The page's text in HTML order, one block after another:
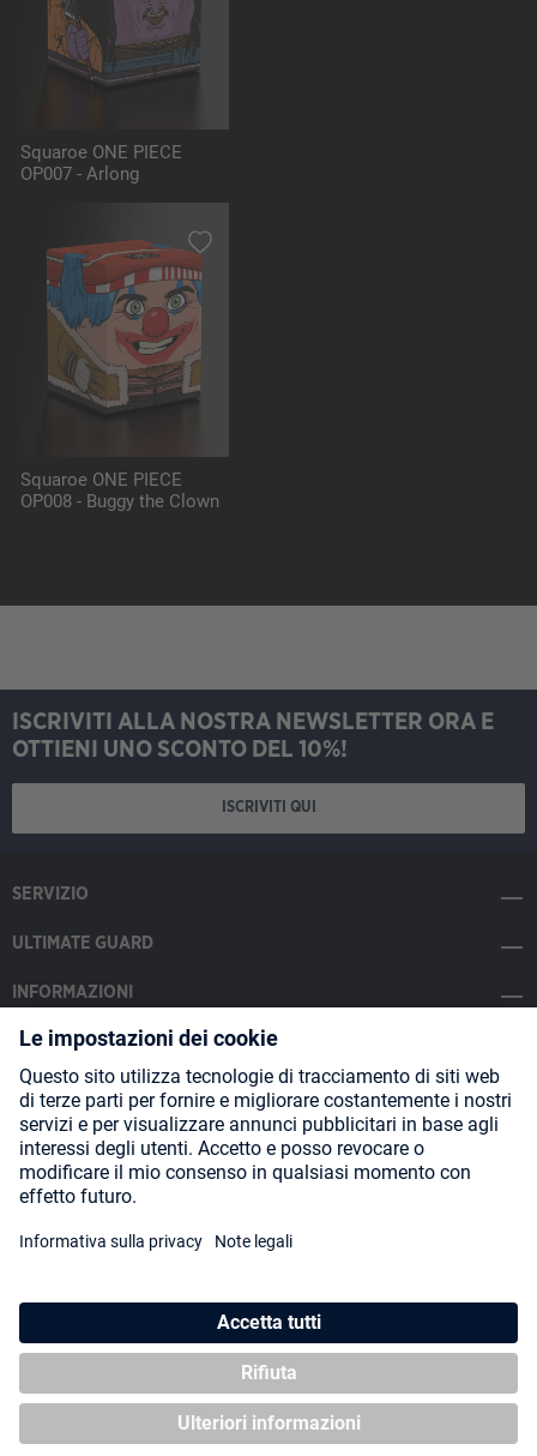
Squaroe ONE PIECE
OP007 - Arlong
Squaroe ONE PIECE
OP008 - Buggy the Clown
ISCRIVITI ALLA NOSTRA NEWSLETTER ORA E
OTTIENI UNO SCONTO DEL 10%!
ISCRIVITI QUI
SERVIZIO
ULTIMATE GUARD
INFORMAZIONI
SOCIAL MEDIA
Payment Methods
Shipping
Blog